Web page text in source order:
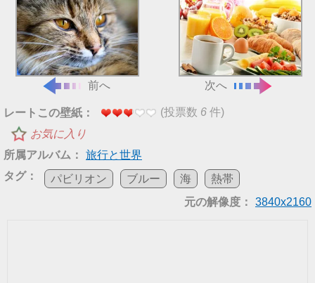
前へ 次へ
レートこの壁紙： (投票数 6 件)
お気に入り
所属アルバム：
旅行と世界
タグ：
パビリオン ブルー 海
熱帯
元の解像度：
3840x2160